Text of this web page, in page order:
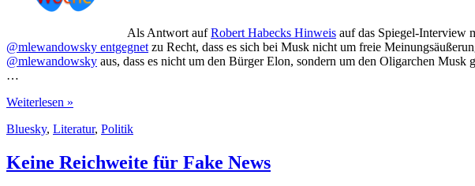
Als Antwort aufRobert Habecks Hinweis auf das Spiegel-Interview
@mlewandowsky entgegnet zu Recht, dass es sich bei Musk nicht um freie
@mlewandowsky aus, dass es nicht um den Bürger Elon, sondern um den Oligarchen Musk
…
Oligarch
baut
Diskursmacht
aus
Weiterlesen »
Bluesky, Literatur, Politik
Keine Reichweite für Fake News